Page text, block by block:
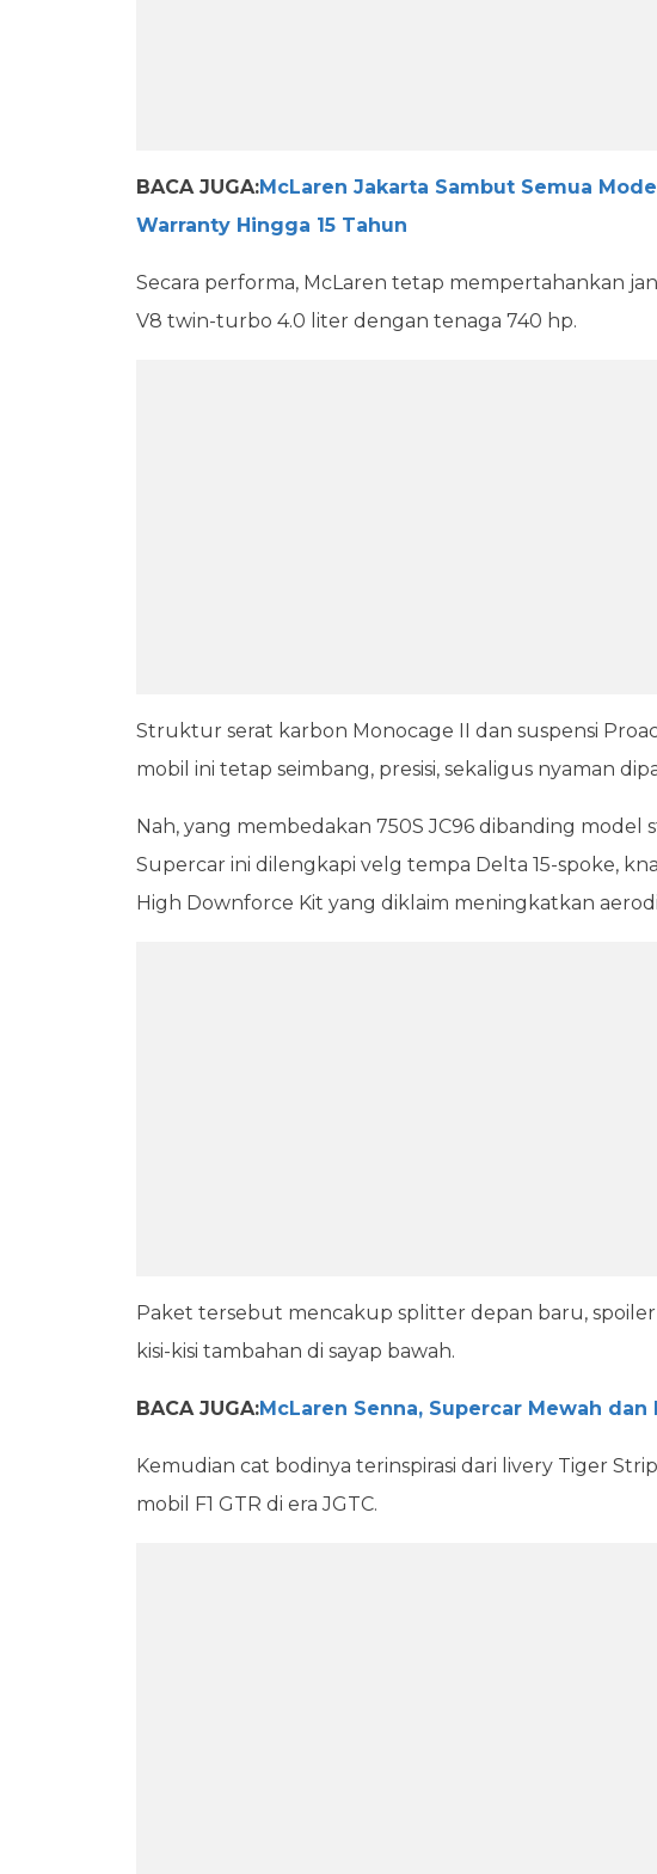
BACA JUGA:McLaren Jakarta Sambut Semua
Warranty Hingga 15 Tahun
Secara performa, McLaren tetap mempertahankan
V8 twin-turbo 4.0 liter dengan tenaga 740 hp.
Struktur serat karbon Monocage II dan suspensi
mobil ini tetap seimbang, presisi, sekaligus nyaman
Nah, yang membedakan 750S JC96 dibanding model
Supercar ini dilengkapi velg tempa Delta 15-spoke,
High Downforce Kit yang diklaim meningkatkan
Paket tersebut mencakup splitter depan baru,
kisi-kisi tambahan di sayap bawah.
BACA JUGA:McLaren Senna, Supercar Mewah dan
Kemudian cat bodinya terinspirasi dari livery Tiger
mobil F1 GTR di era JGTC.